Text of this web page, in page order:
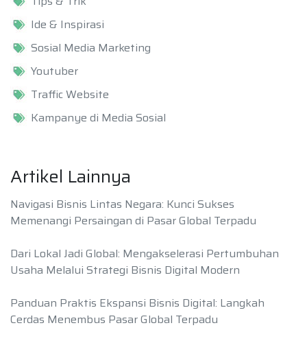
Ide & Inspirasi
Sosial Media Marketing
Youtuber
Traffic Website
Kampanye di Media Sosial
Artikel Lainnya
Navigasi Bisnis Lintas Negara: Kunci Sukses
Memenangi Persaingan di Pasar Global Terpadu
Dari Lokal Jadi Global: Mengakselerasi Pertumbuhan
Usaha Melalui Strategi Bisnis Digital Modern
Panduan Praktis Ekspansi Bisnis Digital: Langkah
Cerdas Menembus Pasar Global Terpadu